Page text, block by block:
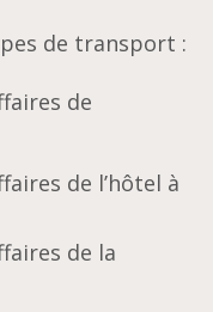
de transport :
de
de l’hôtel à
de la